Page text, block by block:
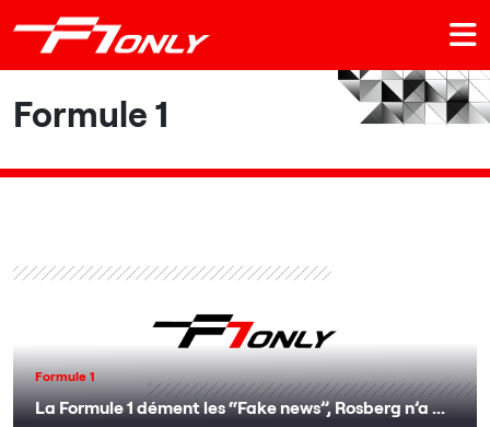
Formule 1
Formule 1
La Formule 1 dément les “Fake news”, Rosberg n’a ...